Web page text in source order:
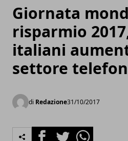
Giornata
risparmio
italiani
settore
di Redazione31/10/2017
FacebookTwitterWhatsapp